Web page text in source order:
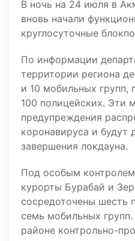
В ночь на 24 июля в
вновь начали
круглосуточные
По информации
территории региона
и 10 мобильных групп,
100 полицейских. Эти
предупреждения
коронавируса и будут
завершения локдауна.
Под особым контролем
курорты Бурабай и
сосредоточены шесть
семь мобильных
районе контрольно-